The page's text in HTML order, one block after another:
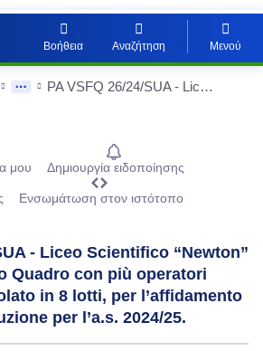
Βοήθεια Αναζήτηση Μενού
PA VSFQ 26/24/SUA - Liceo Scientifico “Newton” - Roma - Accordo Quadro con più operatori economici, articolato in 8 lotti, per l’affidamento dei viaggi di istruzione per l’a.s. 2024/25.
Actions Portlet
μου Δημιουργία ειδοποίησης
Eνσωμάτωση στον ιστότοπο
- Liceo Scientifico “Newton”
Quadro con più operatori
in 8 lotti, per l’affidamento
per l’a.s. 2024/25.